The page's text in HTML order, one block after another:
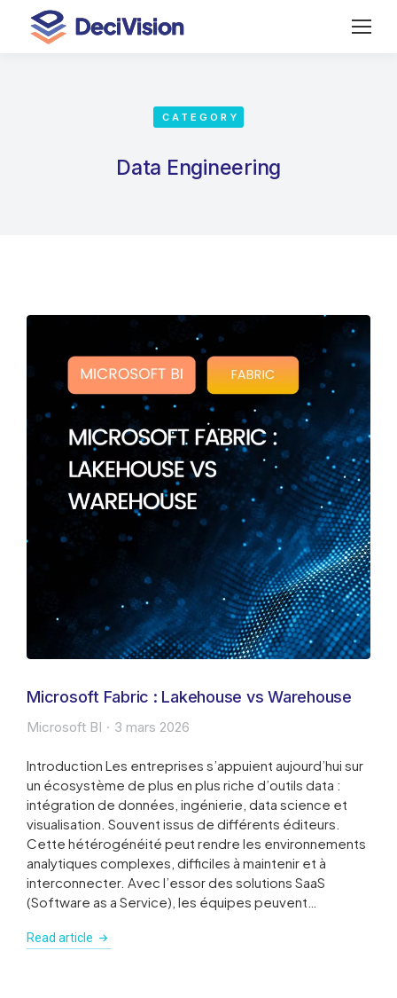
CATEGORY
Data Engineering
Microsoft Fabric : Lakehouse vs Warehouse
Microsoft BI 3 mars 2026
Introduction Les entreprises s’appuient aujourd’hui sur
un écosystème de plus en plus riche d’outils data :
intégration de données, ingénierie, data science et
visualisation. Souvent issus de différents éditeurs.
Cette hétérogénéité peut rendre les environnements
analytiques complexes, difficiles à maintenir et à
interconnecter. Avec l’essor des solutions SaaS
(Software as a Service), les équipes peuvent…
Read article